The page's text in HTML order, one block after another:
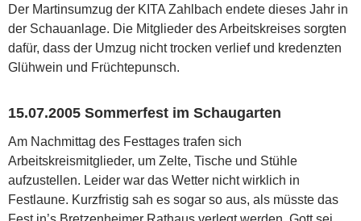
Der Martinsumzug der KITA Zahlbach endete dieses Jahr in
der Schauanlage. Die Mitglieder des Arbeitskreises sorgten
dafür, dass der Umzug nicht trocken verlief und kredenzten
Glühwein und Früchtepunsch.
15.07.2005 Sommerfest im Schaugarten
Am Nachmittag des Festtages trafen sich
Arbeitskreismitglieder, um Zelte, Tische und Stühle
aufzustellen. Leider war das Wetter nicht wirklich in
Festlaune. Kurzfristig sah es sogar so aus, als müsste das